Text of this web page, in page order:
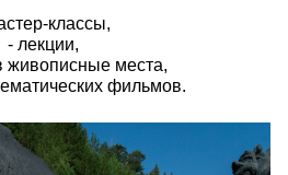
классы,
- лекции,
живописные места,
фильмов.